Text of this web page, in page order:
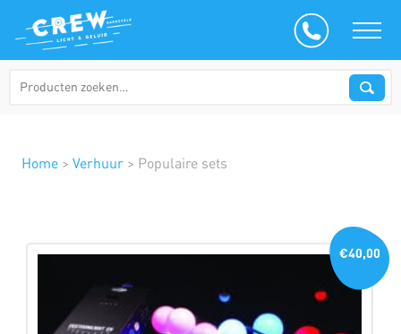
Home > Verhuur > Populaire sets
€40,00